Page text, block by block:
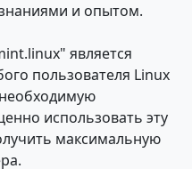
и опытом.
является
пользователя Linux
использовать эту
максимальную